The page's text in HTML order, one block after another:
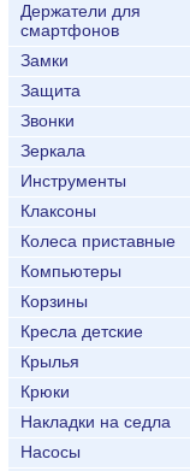
Держатели для
смартфонов
Замки
Защита
Звонки
Зеркала
Инструменты
Клаксоны
Колеса приставные
Компьютеры
Корзины
Кресла детские
Крылья
Крюки
Накладки на седла
Насосы